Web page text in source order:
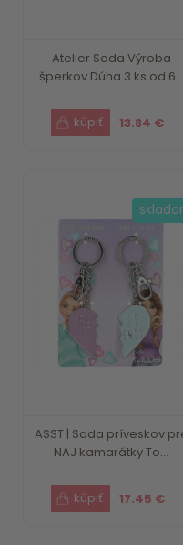
Atelier Sada Výroba
šperkov Dúha 3 ks od 6...
13.84 €
ASST | Sada príveskov
NAJ kamarátky To...
17.45 €